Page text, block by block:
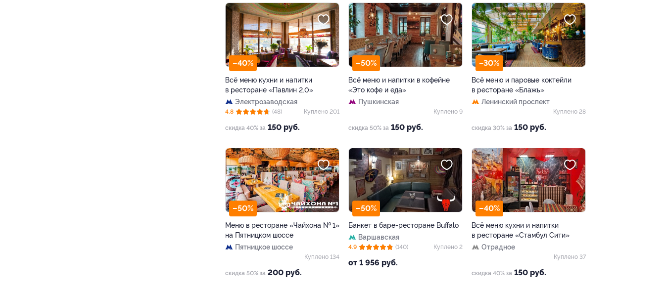
–40%
Всё меню кухни и напитки
в ресторане «Павлин 2.0»
Электрозаводская
скидка 40% за 150 руб.
4.8 (48) Куплено 201
–50%
Всё меню и напитки в кофейне
«Это кофе и еда»
Пушкинская
скидка 50% за 150 руб.
Куплено 9
–30%
Всё меню и паровые коктейли
в ресторане «Блажь»
Ленинский проспект
скидка 30% за 150 руб.
Куплено 28
–50%
Меню в ресторане «Чайхона № 1»
на Пятницком шоссе
Пятницкое шоссе
скидка 50% за 200 руб.
Куплено 134
–50%
Банкет в баре-ресторане Buffalo
Варшавская
от 1 956 руб.
4.9 (140) Куплено 2
–40%
Всё меню кухни и напитки
в ресторане «Стамбул Сити»
Отрадное
скидка 40% за 150 руб.
Куплено 37